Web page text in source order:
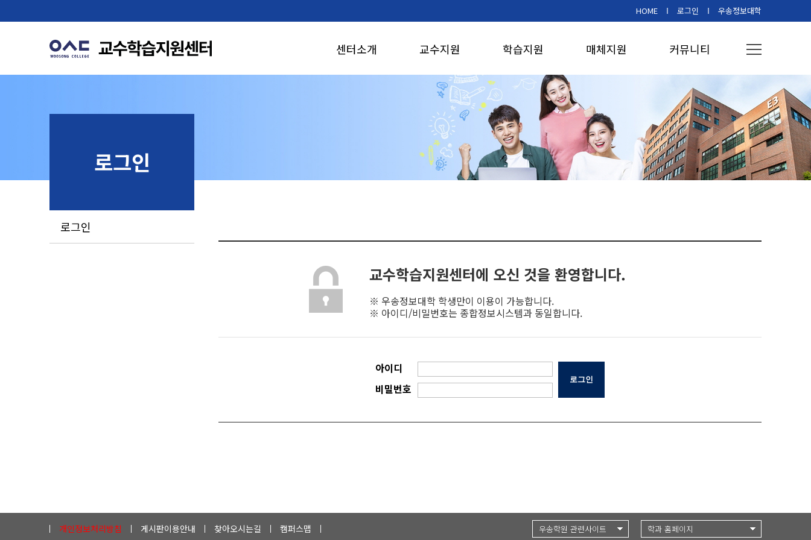
HOME 로그인 우송정보대학
센터소개 교수지원 학습지원 매체지원 커뮤니티
로그인
로그인
교수학습지원센터에 오신 것을 환영합니다.
※ 우송정보대학 학생만이 이용이 가능합니다.
※ 아이디/비밀번호는 종합정보시스템과 동일합니다.
아이디
비밀번호
개인정보처리방침 게시판이용안내 찾아오시는길 캠퍼스맵 학과 홈페이지
우송학원 관련사이트